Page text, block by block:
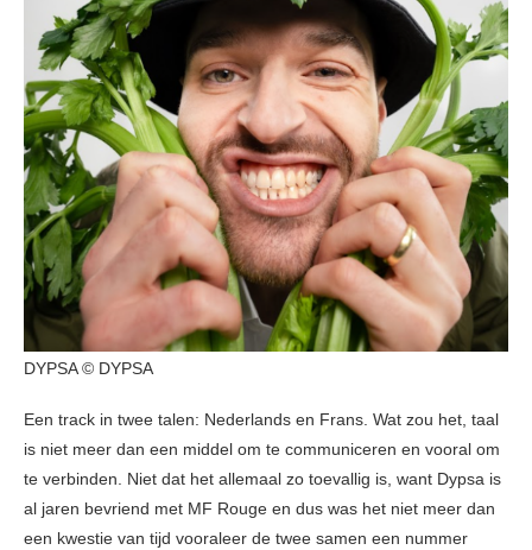
DYPSA © DYPSA
Een track in twee talen: Nederlands en Frans. Wat zou het, taal
is niet meer dan een middel om te communiceren en vooral om
te verbinden. Niet dat het allemaal zo toevallig is, want Dypsa is
al jaren bevriend met MF Rouge en dus was het niet meer dan
een kwestie van tijd vooraleer de twee samen een nummer